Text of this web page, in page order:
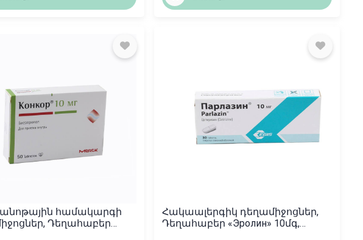
համակարգի
Դեղահաբեր
Հակաալերգիկ դեղամիջոցներ,
Դեղահաբեր «Эролин» 10մգ,